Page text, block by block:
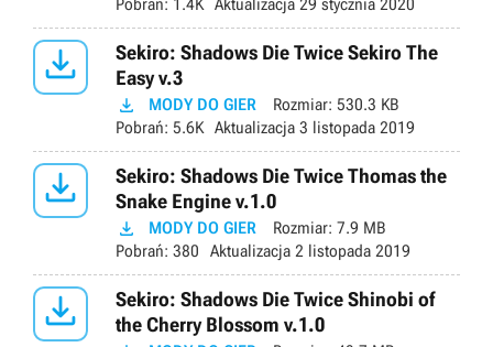
Pobrań: 1.4K Aktualizacja 29 stycznia 2020

Sekiro: Shadows Die Twice Sekiro The
Easy v.3
 MODY DO GIER Rozmiar: 530.3 KB
Pobrań: 5.6K Aktualizacja 3 listopada 2019

Sekiro: Shadows Die Twice Thomas the
Snake Engine v.1.0
 MODY DO GIER Rozmiar: 7.9 MB
Pobrań: 380 Aktualizacja 2 listopada 2019

Sekiro: Shadows Die Twice Shinobi of
the Cherry Blossom v.1.0